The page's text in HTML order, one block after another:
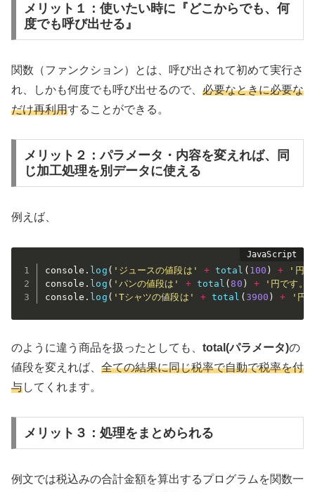
メリット１：使いたい時に『どこからでも、何
度でも呼び出せる』
関数（ファンクション）とは、呼び出されて初めて実行さ
れ、しかも何度でも呼び出せるので、 必要なときに必要な
だけ再利用することができる。
メリット２：パラメータ・内容を変えれば、同
じ加工処理を別データに使える
例えば、
console . log ( 'ジュースの値段は' + total ( 100 ) +
'円
console . log ( 'パンの値段は' + total (80 ) + '円です。'
console . log ( 'Tシャツの値段は' + total ( 3900 ) + '円
のように違う商品を扱ったとしても、 total(パラメータ)の
値段を変えれば、 全ての結果に同じ税率で自動で税率を付
与してくれます。
メリット３：処理をまとめられる
例文では税込みの合計金額を算出するプログラムを関数一